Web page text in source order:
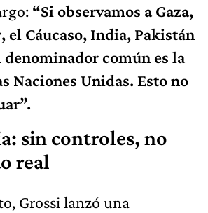
“Si observamos a Gaza,
el Cáucaso, India, Pakistán
denominador común es la
Naciones Unidas. Esto no
sin controles, no
real
Grossi lanzó una